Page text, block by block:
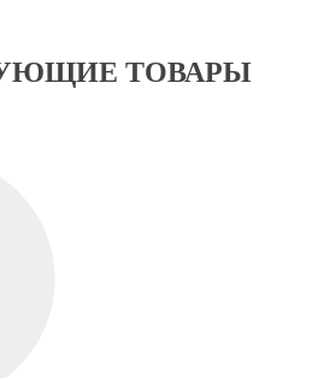
ТОВАРЫ